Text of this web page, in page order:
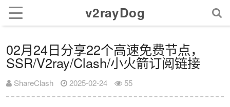
v2rayDog
02月24日分享22个高速免费节点，
SSR/V2ray/Clash/小火箭订阅链接
ShareClash 2025-02-24 55